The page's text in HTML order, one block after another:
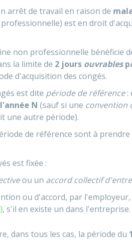
arrêt de travail en raison de
est en droit
non professionnelle bénéficie
la limite de 2 jours ouvrables
d'acquisition des congés.
est dite période de référence:
N (sauf si une convention
une autre période).
de référence sont à
est fixée :
ou un accord collectif
ou d'accord, par
, s'il en existe un dans l'entreprise.
dans tous les cas, la période du 1